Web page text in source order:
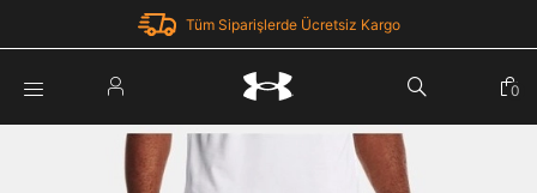
Tüm Siparişlerde Ücretsiz Kargo
E-posta Adresi *
0
Parola Yenileme
E-posta adresi